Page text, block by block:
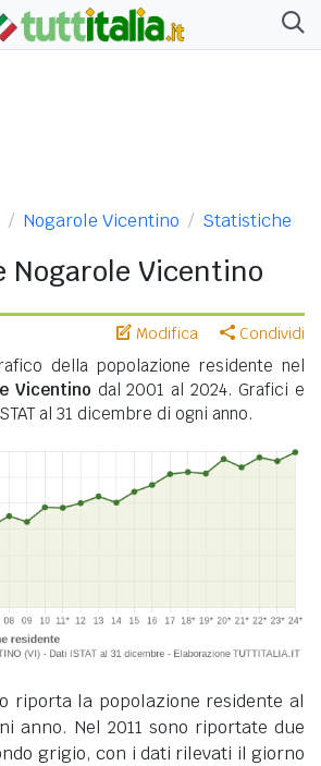
Nogarole Vicentino Statistiche
Nogarole Vicentino
Modifica Condividi
della popolazione residente nel
Vicentino dal 2001 al 2024. Grafici e
al 31 dicembre di ogni anno.
riporta la popolazione residente al
anno. Nel 2011 sono riportate due
grigio, con i dati rilevati il giorno